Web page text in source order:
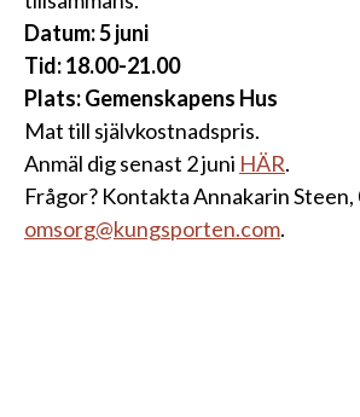
Datum: 5 juni
Tid: 18.00-21.00
Plats: Gemenskapens Hus
Mat till självkostnadspris.
Anmäl dig senast 2 juni HÄR.
Frågor? Kontakta Annakarin
omsorg@kungsporten.com.